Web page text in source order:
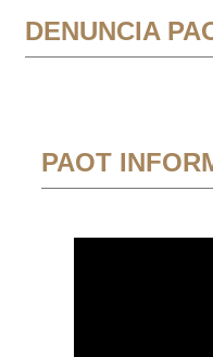
DENUNCIA
PAOT